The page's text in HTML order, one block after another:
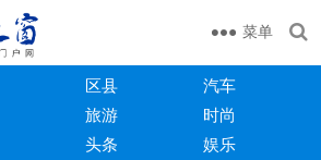
菜单
区县
汽车
旅游
时尚
头条 娱乐